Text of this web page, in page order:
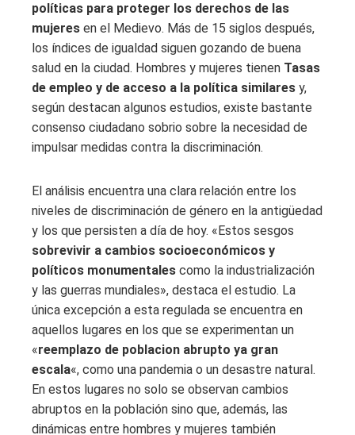
políticas para proteger los derechos de las
mujeres en el Medievo. Más de 15 siglos después,
los índices de igualdad siguen gozando de buena
salud en la ciudad. Hombres y mujeres tienen Tasas
de empleo y de acceso a la política similares y,
según destacan algunos estudios, existe bastante
consenso ciudadano sobrio sobre la necesidad de
impulsar medidas contra la discriminación.
El análisis encuentra una clara relación entre los
niveles de discriminación de género en la antigüedad
y los que persisten a día de hoy. «Estos sesgos
sobrevivir a cambios socioeconómicos y
políticos monumentales como la industrialización
y las guerras mundiales», destaca el estudio. La
única excepción a esta regulada se encuentra en
aquellos lugares en los que se experimentan un
«reemplazo de poblacion abrupto ya gran
escala«, como una pandemia o un desastre natural.
En estos lugares no solo se observan cambios
abruptos en la población sino que, además, las
dinámicas entre hombres y mujeres también